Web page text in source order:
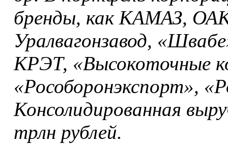
бренды, как КАМАЗ,
Уралвагонзавод,
КРЭТ, «Высокоточные
«Рособоронэкспорт»,
Консолидированная
трлн рублей.